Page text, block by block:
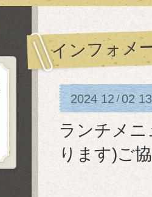
インフォメ
2024 12/02
ランチメ
ります)ご